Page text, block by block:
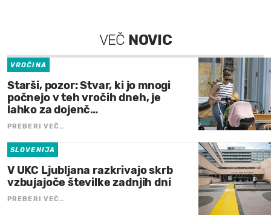
VEČ NOVIC
VROČINA
Starši, pozor: Stvar, ki jo mnogi
počnejo v teh vročih dneh, je
lahko za dojenč…
PREBERI VEČ…
SLOVENIJA
V UKC Ljubljana razkrivajo skrb
vzbujajoče številke zadnjih dni
PREBERI VEČ…